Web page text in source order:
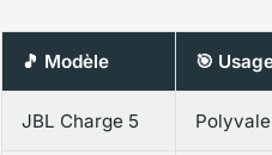
🎵 Modèle 🎯
JBL Charge 5